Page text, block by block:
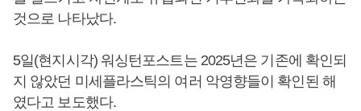
것으로 나타났다.
5일(현지시각) 워싱턴포스트는 2025년은 기존에 확인되
지 않았던 미세플라스틱의 여러 악영향들이 확인된 해
였다고 보도했다.